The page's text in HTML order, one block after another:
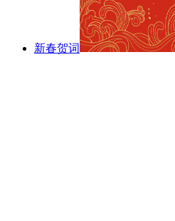
新春贺词